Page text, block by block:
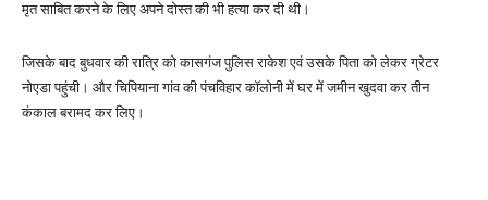
मृत साबित करने के लिए अपने दोस्त की भी हत्या कर दी थी।
जिसके बाद बुधवार की रात्रि को कासगंज पुलिस राकेश एवं उसके पिता को लेकर ग्रेटर
नोएडा पहुंची। और चिपियाना गांव की पंचविहार कॉलोनी में घर में जमीन खुदवा कर तीन
कंकाल बरामद कर लिए।